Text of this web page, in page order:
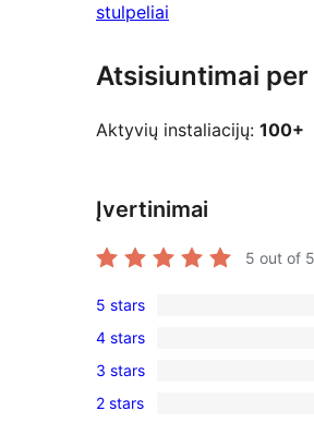
stulpeliai
Atsisiuntimai per
Aktyvių instaliacijų: 100+
Įvertinimai
5 out of
9
5-
star
reviews
5 stars
0
4-
star
4 stars
0
3-
3 stars
0
2 stars